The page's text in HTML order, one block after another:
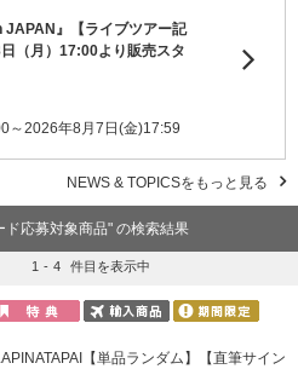
JAPAN』【ライブツアー記
（月）17:00より販売スタ
～2026年8月7日(金)17:59
NEWS & TOPICSをもっと見る
応募対象商品" の検索結果
1 - 4 件目を表示中
【単品ランダム】【直筆サイン